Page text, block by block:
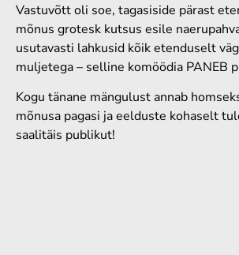
Vastuvõtt oli soe, tagasiside pärast
mõnus grotesk kutsus esile
usutavasti lahkusid kõik etenduselt
muljetega – selline komöödia PANEB
Kogu tänane mängulust annab
mõnusa pagasi ja eelduste kohaselt
saalitäis publikut!